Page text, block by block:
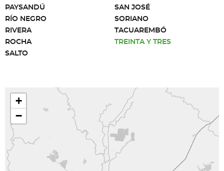
PAYSANDÚ
RÍO NEGRO
RIVERA
ROCHA
SALTO
SAN JOSÉ
SORIANO
TACUAREMBÓ
TREINTA Y TRES
+
−